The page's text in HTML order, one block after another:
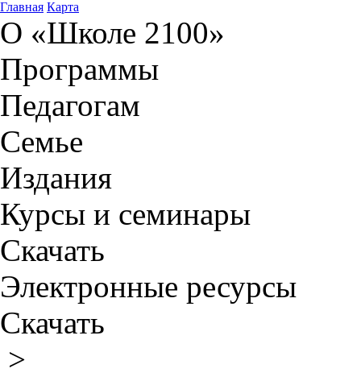
Главная Карта
О «Школе 2100»
Программы
Педагогам
Семье
Издания
Курсы и семинары
Скачать
Электронные ресурсы
Скачать
>